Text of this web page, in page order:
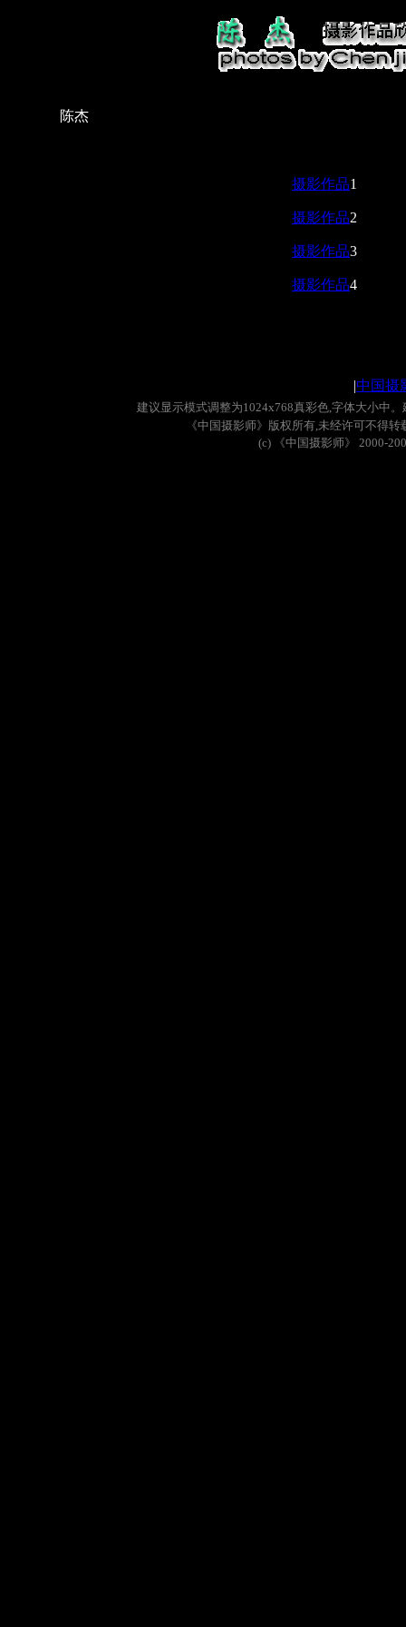
陈杰
摄影作品1
摄影作品2
摄影作品3
摄影作品4
|中国摄
建议显示模式调整为1024x768真彩色,字体大小中。
《中国摄影师》版权所有,未经许可不得转
(c)
《中国摄影师》 2000-200